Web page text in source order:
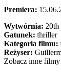
Premiera:
Wytwórnia: 20th
Gatunek: thriller
Kategoria filmu:
Reżyser:
Zobacz inne filmy